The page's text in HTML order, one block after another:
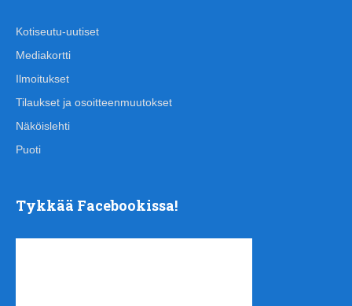
Kotiseutu-uutiset
Mediakortti
Ilmoitukset
Tilaukset ja osoitteenmuutokset
Näköislehti
Puoti
Tykkää Facebookissa!